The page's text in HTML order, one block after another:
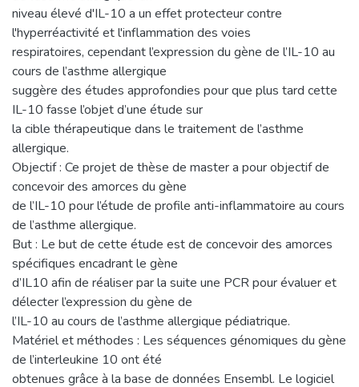
niveau élevé d'IL-10 a un effet protecteur contre
l'hyperréactivité et l'inflammation des voies
respiratoires, cependant l’expression du gène de l’IL-10 au
cours de l’asthme allergique
suggère des études approfondies pour que plus tard cette
IL-10 fasse l’objet d’une étude sur
la cible thérapeutique dans le traitement de l’asthme
allergique.
Objectif : Ce projet de thèse de master a pour objectif de
concevoir des amorces du gène
de l’IL-10 pour l’étude de profile anti-inflammatoire au cours
de l’asthme allergique.
But : Le but de cette étude est de concevoir des amorces
spécifiques encadrant le gène
d’IL10 afin de réaliser par la suite une PCR pour évaluer et
délecter l’expression du gène de
l’IL-10 au cours de l’asthme allergique pédiatrique.
Matériel et méthodes : Les séquences génomiques du gène
de l’interleukine 10 ont été
obtenues grâce à la base de données Ensembl. Le logiciel